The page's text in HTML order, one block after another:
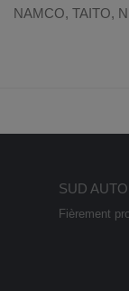
NAMCO, TAITO,
SUD
Fièrement